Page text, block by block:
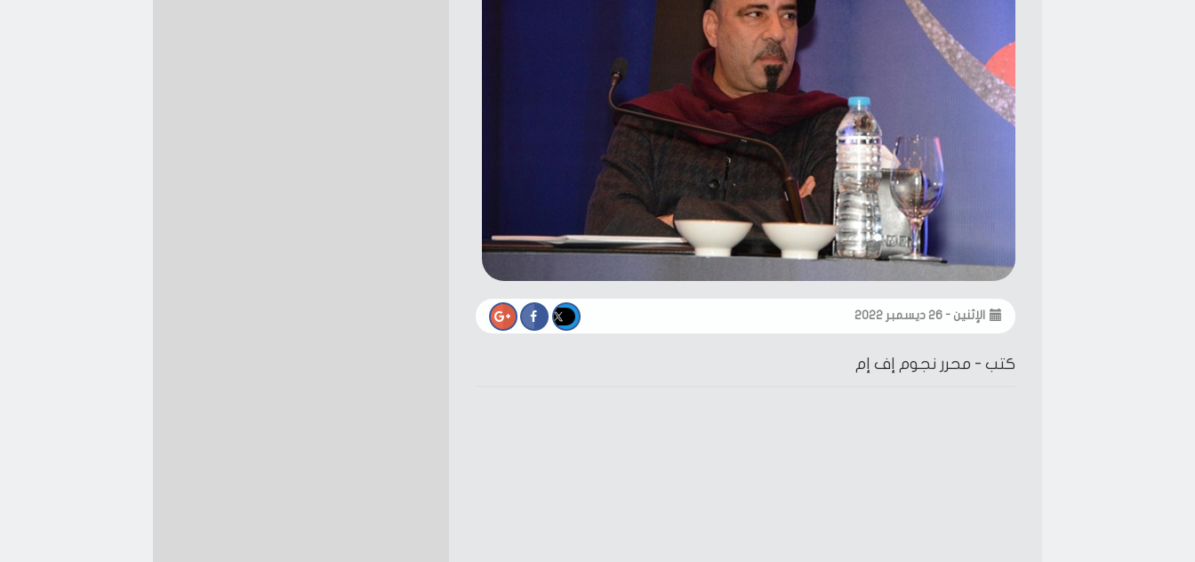
الإثنين - ٢٦ ديسمبر ٢٠٢٢
كتب - محرر نجوم إف إم